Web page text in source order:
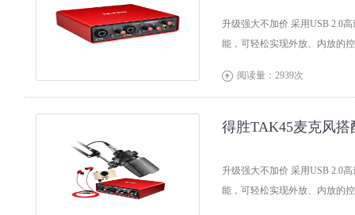
升级强大不加价 采用USB 2.0
能，可轻松实现外放、内放的
 阅读量：2939次
得胜TAK45麦克风
升级强大不加价 采用USB 2.0
能，可轻松实现外放、内放的